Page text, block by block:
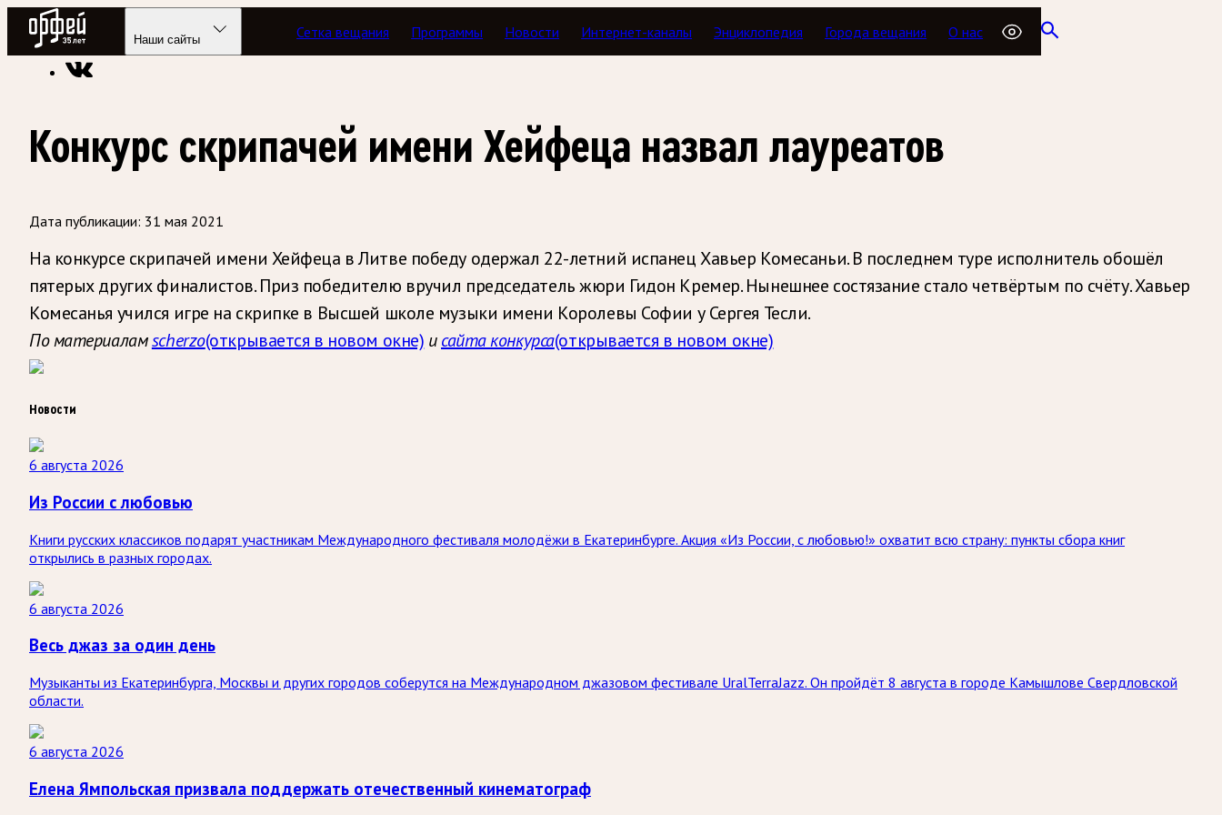
Радио Орфей
Наши сайты Сетка вещания Программы Новости Интернет-каналы Энциклопедия Города вещания О нас
Радио классической музыки «Орфей» Новости
Конкурс скрипачей имени Хейфеца назвал лауреатов
Дата публикации: 31 мая 2021
На конкурсе скрипачей имени Хейфеца в Литве победу одержал 22-летний испанец Хавьер Комесаньи. В последнем туре исполнитель обошёл
пятерых других финалистов. Приз победителю вручил председатель жюри Гидон Кремер. Нынешнее состязание стало четвёртым по счёту. Хавьер
Комесанья учился игре на скрипке в Высшей школе музыки имени Королевы Софии у Сергея Тесли.
По материаламscherzo(открывается в новом окне) исайта конкурса(открывается в новом окне)
Новости
6 августа 2026
Из России с любовью
Книги русских классиков подарят участникам Международного фестиваля молодёжи в Екатеринбурге. Акция «Из России, с любовью!» охватит всю страну: пункты сбора книг
открылись в разных городах.
6 августа 2026
Весь джаз за один день
Музыканты из Екатеринбурга, Москвы и других городов соберутся на Международном джазовом фестивале UralTerraJazz. Он пройдёт 8 августа в городе Камышлове Свердловской
области.
6 августа 2026
Елена Ямпольская призвала поддержать отечественный кинематограф